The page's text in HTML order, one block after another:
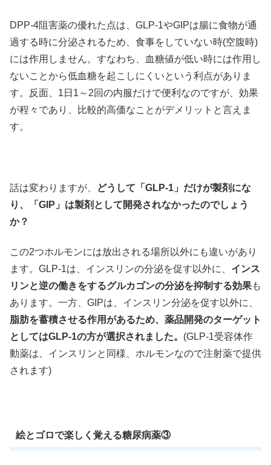
DPP-4阻害薬の優れた点は、GLP-1やGIPは腸に食物が通
過する時に分泌されるため、食事をしていない時(空腹時)
には作用しません。すなわち、血糖値が低い時には作用し
ないことから低血糖を起こしにくいという利点がありま
す。反面、1日1～2回の内服だけで便利なのですが、効果
が程々であり、比較的高価なことがデメリットと言えま
す。
話は変わりますが、
どうして「GLP-1」だけが製剤にな
り、「GIP」は製剤として開発されなかったのでしょう
か？
この2つホルモンには放出される場所以外にも違いがあり
ます。GLP-1は、インスリンの分泌を促す以外に、 インス
リンと逆の働きをするグルカゴンの分泌を抑制する効果も
あります。一方、GIPは、インスリン分泌を促す以外に、
脂肪を蓄積させる作用があるため、薬品開発のターゲット
としてはGLP-1の方が選択されました。 (GLP-1受容体作
動薬は、インスリンと同様、ホルモンなので注射薬で提供
されます)
絵とゴロで楽しく覚える糖尿病薬③